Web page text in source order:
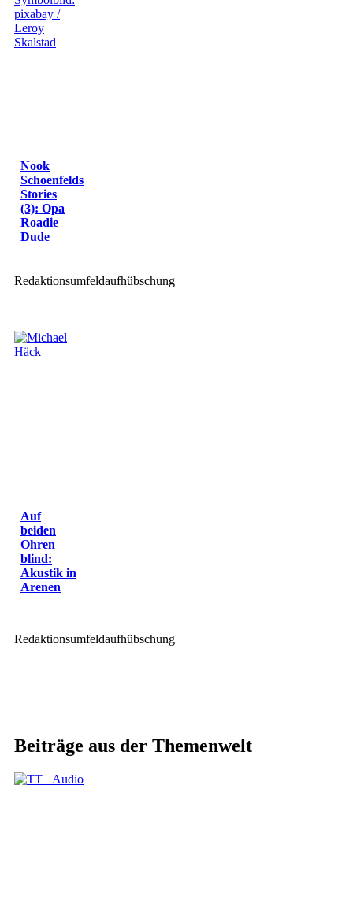
Nook
Schoenfelds
Stories
(3): Opa
Roadie
Dude
Redaktionsumfeldaufhübschung
Auf
beiden
Ohren
blind:
Akustik in
Arenen
Redaktionsumfeldaufhübschung
Beiträge aus der Themenwelt